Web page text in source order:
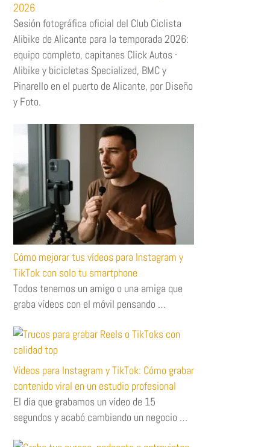
2026
Sesión fotográfica oficial del Club Ciclista
Alibike de Alicante para la temporada 2026:
equipo completo, capitanes Click Autos ·
Alibike y bicicletas Specialized, BMC y
Pinarello en el puerto de Alicante, por Diseño
y Foto.
Cómo mejorar tus vídeos para Instagram y
TikTok con solo tu smartphone
Todos tenemos un amigo o una amiga que
graba vídeos con el móvil pensando …
Vídeos para Instagram y TikTok: Cómo grabar
contenido viral en un estudio profesional
El día que grabamos un vídeo de 15
segundos y acabó cambiando un negocio …